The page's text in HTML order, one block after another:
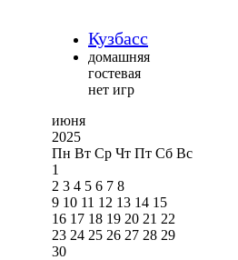
Кузбасс
домашняя
гостевая
нет игр
июня
2025
Пн Вт Ср Чт Пт Сб Вс
1
2 3 4 5 6 7 8
9 10 11 12 13 14 15
16 17 18 19 20 21 22
23 24 25 26 27 28 29
30